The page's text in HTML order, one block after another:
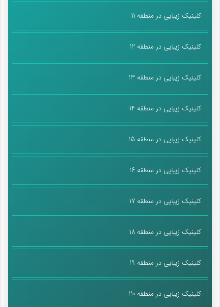
کلینیک زیبایی در منطقه 11
کلینیک زیبایی در منطقه 12
کلینیک زیبایی در منطقه 13
کلینیک زیبایی در منطقه 14
کلینیک زیبایی در منطقه 15
کلینیک زیبایی در منطقه 16
کلینیک زیبایی در منطقه 17
کلینیک زیبایی در منطقه 18
کلینیک زیبایی در منطقه 19
کلینیک زیبایی در منطقه 20